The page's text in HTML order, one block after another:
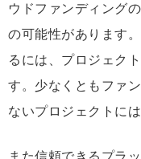
ウドファンディング
の可能性があります
るには、プロジェク
す。少なくともファ
ないプロジェクトに
また信頼できるプラ